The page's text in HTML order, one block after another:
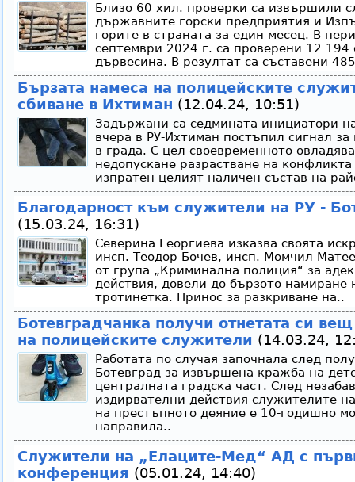
Близо 60 хил. проверки са извършили
държавните горски предприятия и
горите в страната за един месец. В
септември 2024 г. са проверени 12 194
дървесина. В резултат са съставени
Бързата намеса на полицейските
сбиване в Ихтиман (12.04.24, 10:51)
Задържани са седмината инициатори
вчера в РУ-Ихтиман постъпил сигнал за
в града. С цел своевременното
недопускане разрастване на
изпратен целият наличен състав на
Благодарност към служители на РУ -
(15.03.24, 16:31)
Северина Георгиева изказва своята
инсп. Теодор Бочев, инсп. Момчил
от група „Криминална полиция“ за
действия, довели до бързото намиране
тротинетка. Принос за разкриване на..
Ботевградчанка получи отнетата си
на полицейските служители (14.03.24,
Работата по случая започнала след
Ботевград за извършена кражба на
централната градска част. След
издирвателни действия служителите
на престъпното деяние е 10-годишно
направила..
Служители на „Елаците-Мед“ АД с
конференция (05.01.24, 14:40)